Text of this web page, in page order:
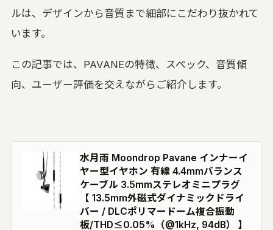
ルは、デザインから音質まで細部にこだわり抜かれて
います。
この記事では、PAVANEの特徴、スペック、音質傾
向、ユーザー評価を交えながらご紹介します。
水月雨 Moondrop Pavane インナーイ
ヤー型イヤホン 有線 4.4mmバランス
ケーブル 3.5mmステレオミニプラグ
【 13.5mm外磁式ダイナミックドライ
バー / DLCポリマードーム複合振動
板/THD≤0.05%（@1kHz, 94dB） 】